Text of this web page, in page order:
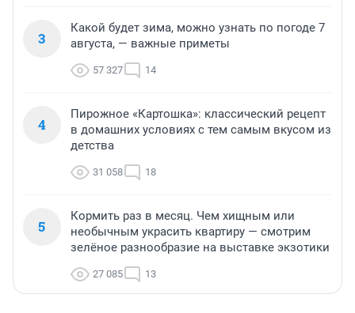
3
Какой будет зима, можно узнать по погоде 7
августа, — важные приметы
57 327 14
4
Пирожное «Картошка»: классический рецепт
в домашних условиях с тем самым вкусом из
детства
31 058 18
5
Кормить раз в месяц. Чем хищным или
необычным украсить квартиру — смотрим
зелёное разнообразие на выставке экзотики
27 085 13